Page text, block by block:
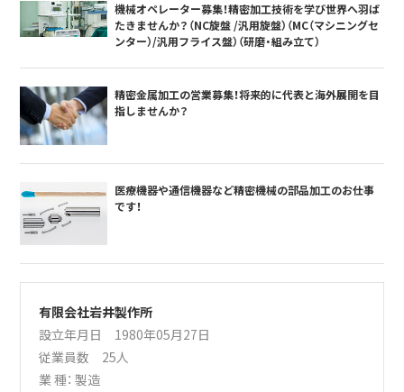
機械オペレーター募集！精密加工技術を学び世界へ羽ば
たきませんか？（NC旋盤 /汎用旋盤）（MC（マシニングセ
ンター）/汎用フライス盤）（研磨・組み立て）
精密金属加工の営業募集！将来的に代表と海外展開を目
指しませんか？
医療機器や通信機器など精密機械の部品加工のお仕事
です！
有限会社岩井製作所
設立年月日 1980年05月27日
従業員数 25人
業 種：製造